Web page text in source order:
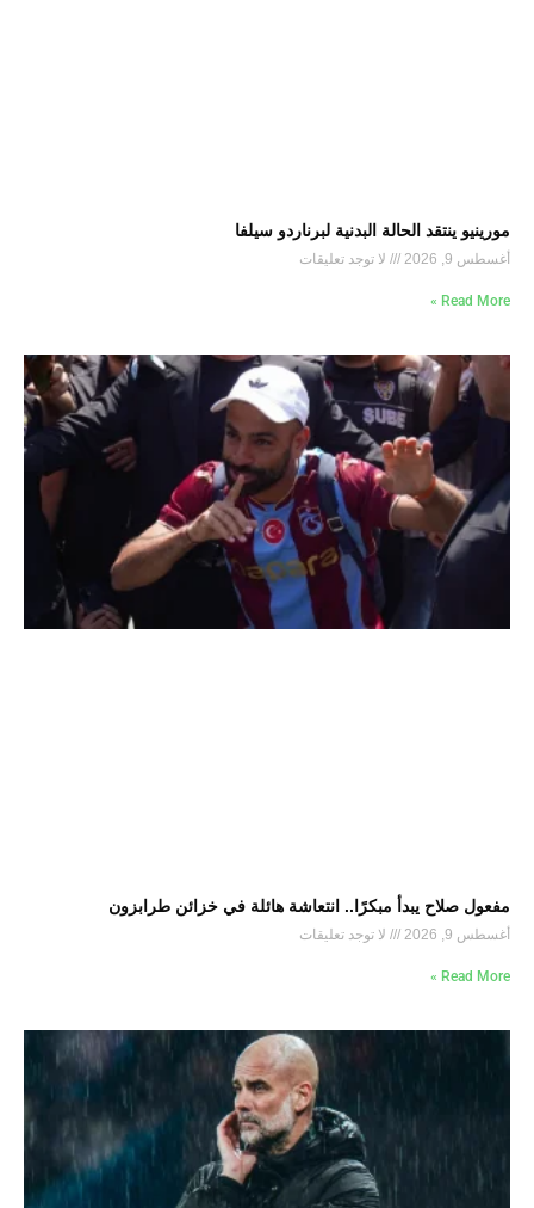
مورينيو ينتقد الحالة البدنية لبرناردو سيلفا
أغسطس 9, 2026 لا توجد تعليقات
Read More »
مفعول صلاح يبدأ مبكرًا.. انتعاشة هائلة في خزائن طرابزون
أغسطس 9, 2026 لا توجد تعليقات
Read More »